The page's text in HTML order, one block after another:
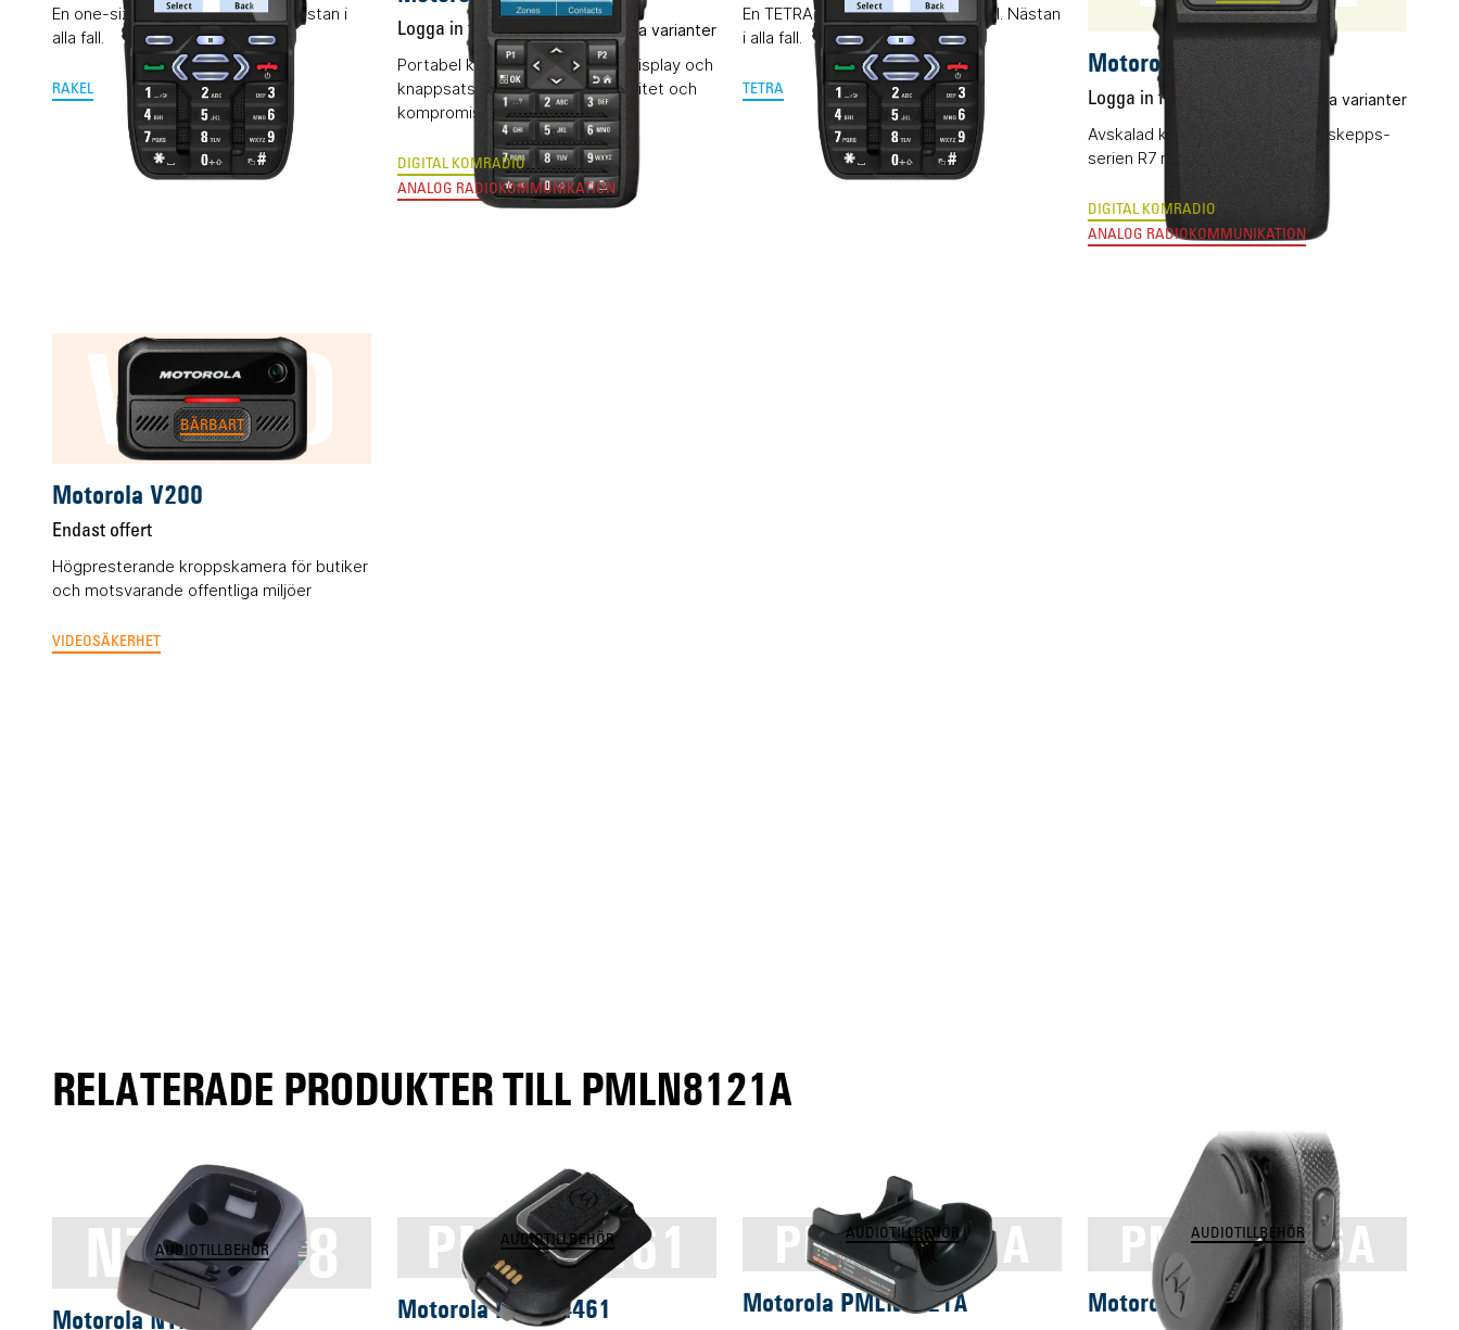
En one-size-fits-all Rakelmobil. Nästan i
alla fall.
RAKEL
Logga in för pris Flera varianter
Portabel komradio (DMR) med display och
knappsats, avancerad funktionalitet och
kompromisslös radioprestanda.
DIGITAL KOMRADIO
ANALOG RADIOKOMMUNIKATION
En TETRA-terminal för alla ändamål. Nästan
i alla fall.
TETRA
Motorola R7a
Logga in för pris Flera varianter
Avskalad komradio (DMR) i flaggskepps-
serien R7 med ett avskalat pris.
DIGITAL KOMRADIO
ANALOG RADIOKOMMUNIKATION
V200
BÄRBART
Motorola V200
Endast offert
Högpresterande kroppskamera för butiker
och motsvarande offentliga miljöer
VIDEOSÄKERHET
RELATERADE PRODUKTER TILL PMLN8121A
NTN8378
AUDIOTILLBEHÖR
Motorola NTN8378
PMNN4461
AUDIOTILLBEHÖR
Motorola PMNN4461
PMLN7121A
AUDIOTILLBEHÖR
Motorola PMLN7121A
PMLN6246A
AUDIOTILLBEHÖR
Motorola PMLN6246A